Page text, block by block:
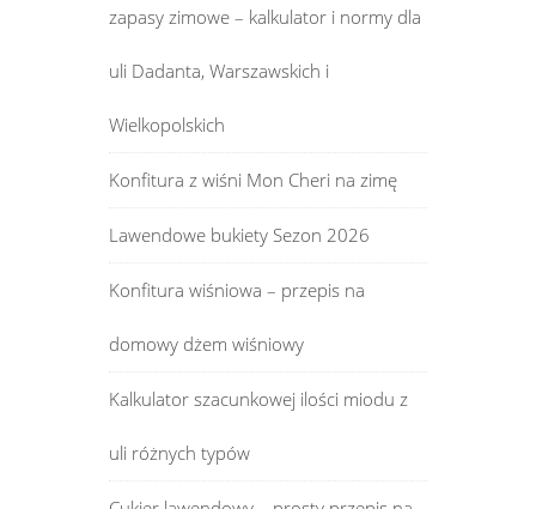
zapasy zimowe – kalkulator i normy dla
uli Dadanta, Warszawskich i
Wielkopolskich
Konfitura z wiśni Mon Cheri na zimę
Lawendowe bukiety Sezon 2026
Konfitura wiśniowa – przepis na
domowy dżem wiśniowy
Kalkulator szacunkowej ilości miodu z
uli różnych typów